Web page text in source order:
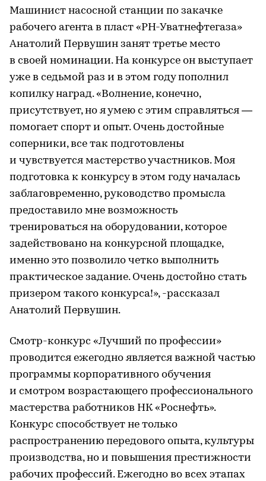
Машинист насосной станции по закачке
рабочего агента в пласт «РН-Уватнефтегаза»
Анатолий Первушин занят третье место
в своей номинации. На конкурсе он выступает
уже в седьмой раз и в этом году пополнил
копилку наград. «Волнение, конечно,
присутствует, но я умею с этим справляться —
помогает спорт и опыт. Очень достойные
соперники, все так подготовлены
и чувствуется мастерство участников. Моя
подготовка к конкурсу в этом году началась
заблаговременно, руководство промысла
предоставило мне возможность
тренироваться на оборудовании, которое
задействовано на конкурсной площадке,
именно это позволило четко выполнить
практическое задание. Очень достойно стать
призером такого конкурса!», -рассказал
Анатолий Первушин.
Смотр-конкурс «Лучший по профессии»
проводится ежегодно является важной частью
программы корпоративного обучения
и смотром возрастающего профессионального
мастерства работников НК «Роснефть».
Конкурс способствует не только
распространению передового опыта, культуры
производства, но и повышения престижности
рабочих профессий. Ежегодно во всех этапах